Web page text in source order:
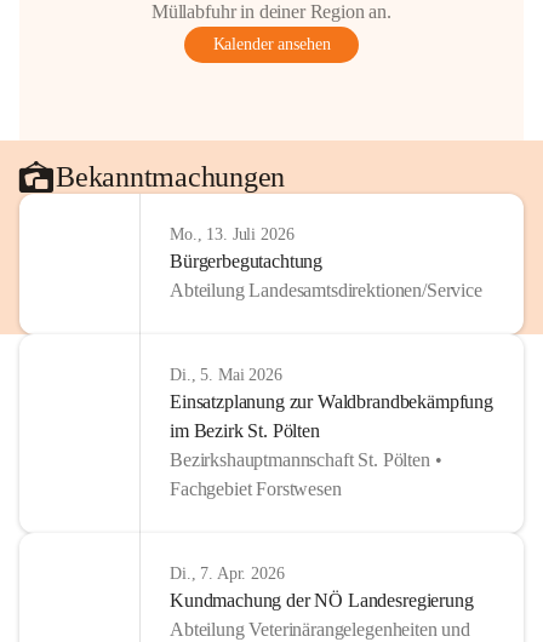
Müllabfuhr in deiner Region an.
Kalender ansehen
Bekanntmachungen
Mo., 13. Juli 2026
Bürgerbegutachtung
Abteilung Landesamtsdirektionen/Service
Di., 5. Mai 2026
Einsatzplanung zur Waldbrandbekämpfung
im Bezirk St. Pölten
Bezirkshauptmannschaft St. Pölten •
Fachgebiet Forstwesen
Di., 7. Apr. 2026
Kundmachung der NÖ Landesregierung
Abteilung Veterinärangelegenheiten und